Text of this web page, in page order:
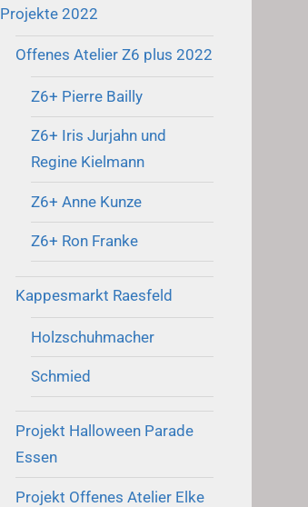
Projekte 2022
Offenes Atelier Z6 plus 2022
Z6+ Pierre Bailly
Z6+ Iris Jurjahn und
Regine Kielmann
Z6+ Anne Kunze
Z6+ Ron Franke
Kappesmarkt Raesfeld
Holzschuhmacher
Schmied
Projekt Halloween Parade
Essen
Projekt Offenes Atelier Elke